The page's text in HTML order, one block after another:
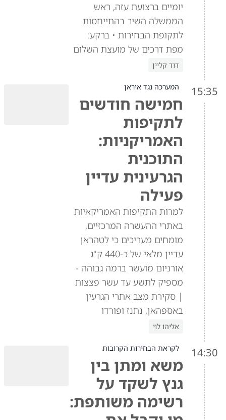
יומיים ברצועת עזה, ראש
הממשלה השיב בהתייחסות
לתקופת הבחירות • ברקע:
מפת דרכים של מועצת השלום
דוד קליין
15:35 המערכה נגד איראן
חמישה חודשים
לתקיפות
האמריקניות:
התוכנית
הגרעינית עדיין
פעילה
למרות התקיפות האמריקאיות
באתרי ההעשרה המרכזיים,
מומחים מעריכים כי לטהראן
עדיין מלאי של כ-440 ק"ג
אורניום מועשר ברמה גבוהה -
מספיק לתשע עד עשר פצצות
| סקירת מצב אתרי הגרעין
באספהאן, נתנז ופורדו
אליהו לוי
14:30 לקראת הבחירות הקרובות
משא ומתן בין
גנץ לשקד על
רשימה משותפת: